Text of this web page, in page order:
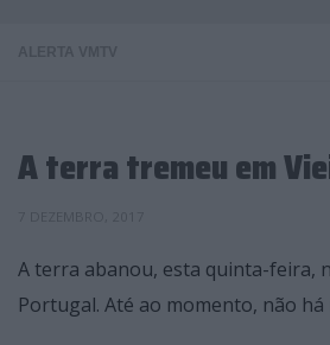
A terra tremeu em
A terra abanou, esta quinta-feira,
Portugal. Até ao momento, não